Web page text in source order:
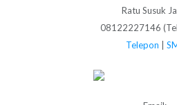
Ratu Susuk
08122227146
Telepon